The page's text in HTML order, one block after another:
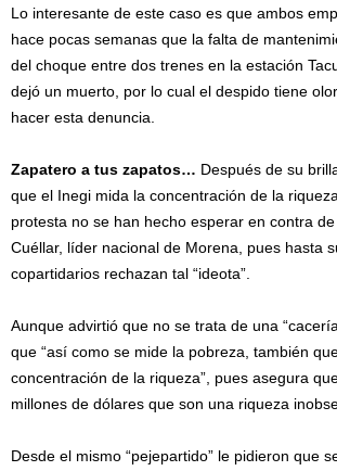
Lo interesante de este caso es que ambos
hace pocas semanas que la falta de
del choque entre dos trenes en la estación
dejó un muerto, por lo cual el despido tiene
hacer esta denuncia.
Zapatero a tus zapatos… Después de su
que el Inegi mida la concentración de la
protesta no se han hecho esperar en contra
Cuéllar, líder nacional de Morena, pues hasta
copartidarios rechazan tal “ideota”.
Aunque advirtió que no se trata de una
que “así como se mide la pobreza, también
concentración de la riqueza”, pues asegura
millones de dólares que son una riqueza
Desde el mismo “pejepartido” le pidieron que